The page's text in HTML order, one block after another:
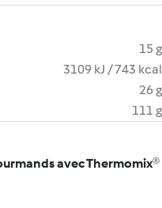
15 g
3109 kJ / 743 kcal
26 g
111 g
avec Thermomix®